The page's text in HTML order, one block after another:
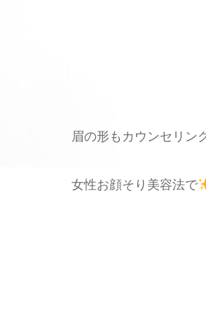
眉の形もカウンセリン
女性お顔そり美容法で